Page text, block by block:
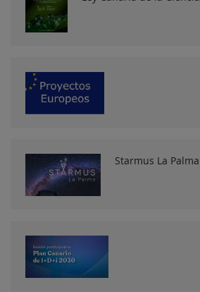
Starmus La Palma